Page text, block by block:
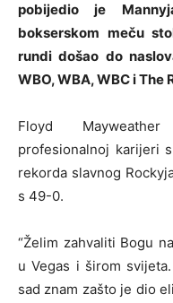
pobijedio je
bokserskom meču
rundi došao do
WBO, WBA, WBC i The
Floyd
profesionalnoj karijeri
rekorda slavnog
s 49-0.
“Želim zahvaliti Bogu
u Vegas i širom
sad znam zašto je dio